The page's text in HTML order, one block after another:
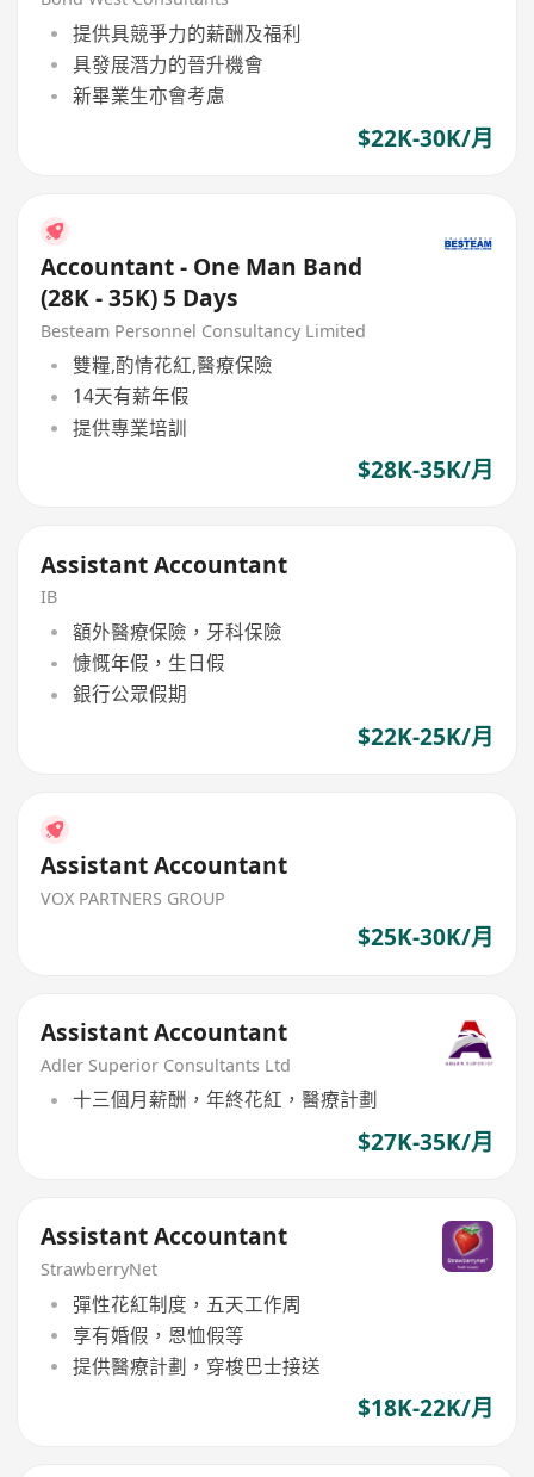
提供具競爭力的薪酬及福利
具發展潛力的晉升機會
新畢業生亦會考慮
$22K-30K/月
Accountant - One Man Band
(28K - 35K) 5 Days
Besteam Personnel Consultancy Limited
雙糧,酌情花紅,醫療保險
14天有薪年假
提供專業培訓
$28K-35K/月
Assistant Accountant
IB
額外醫療保險，牙科保險
慷慨年假，生日假
銀行公眾假期
$22K-25K/月
Assistant Accountant
VOX PARTNERS GROUP
$25K-30K/月
Assistant Accountant
Adler Superior Consultants Ltd
十三個月薪酬，年終花紅，醫療計劃
$27K-35K/月
Assistant Accountant
StrawberryNet
彈性花紅制度，五天工作周
享有婚假，恩恤假等
提供醫療計劃，穿梭巴士接送
$18K-22K/月